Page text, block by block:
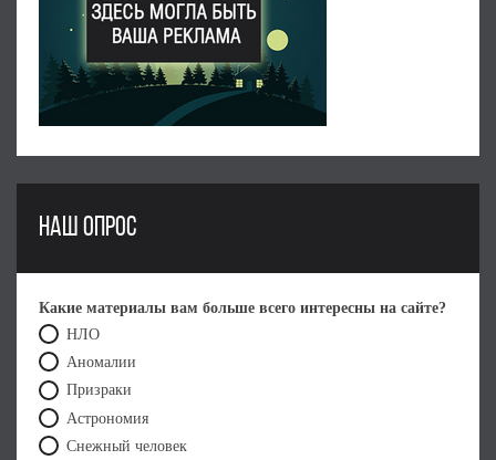
НАШ ОПРОС
Какие материалы вам больше всего интересны на сайте?
НЛО
Аномалии
Призраки
Астрономия
Снежный человек